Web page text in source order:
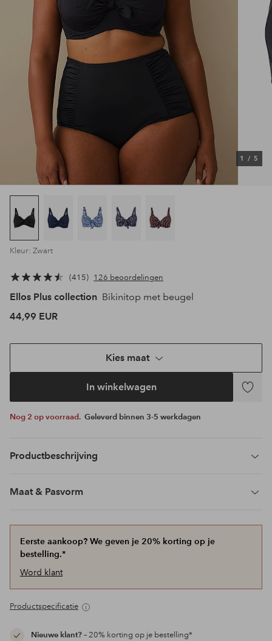
1 / 5
Kleur: Zwart
415 126 beoordelingen
Ellos Plus collection Bikinitop met beugel
44,99 EUR
Kies maat
In winkelwagen
Nog 2 op voorraad. Geleverd binnen 3-5 werkdagen
Productbeschrijving
Maat & Pasvorm
Eerste aankoop? We geven je 20% korting op je
bestelling.*
Word klant
Productspecificatie
Nieuwe klant?– 20% korting op je bestelling*